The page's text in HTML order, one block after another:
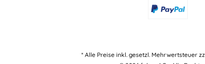
* Alle Preise inkl. gesetzl. Mehrwertsteuer